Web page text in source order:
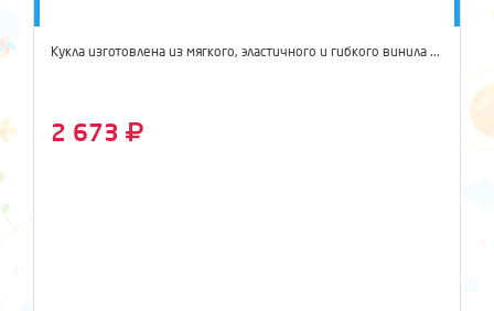
Кукла изготовлена из мягкого, эластичного и гибкого винила ...
2 673